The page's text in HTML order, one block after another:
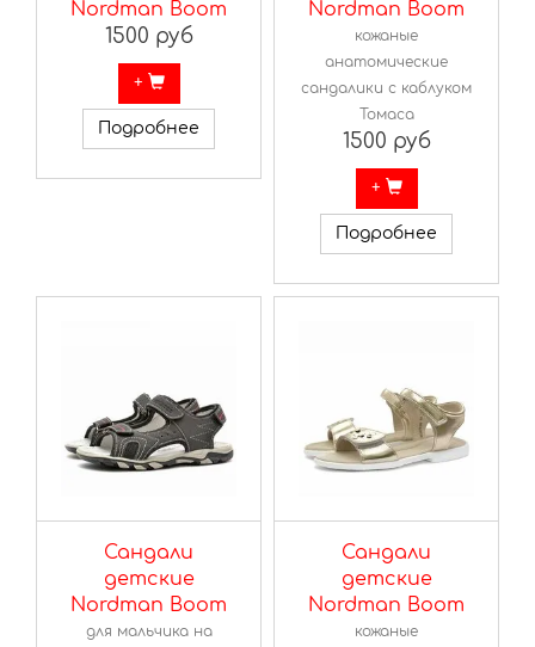
Nordman Boom
1500 руб
+
Подробнее
Nordman Boom
кожаные
анатомические
сандалики с каблуком
Томаса
1500 руб
+
Подробнее
Сандали
детские
Nordman Boom
для мальчика на
Сандали
детские
Nordman Boom
кожаные